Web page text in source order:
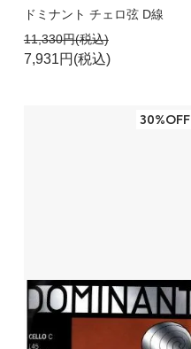
ドミナント チェロ弦 D線
11,330円(税込)
7,931円(税込)
30%OFF